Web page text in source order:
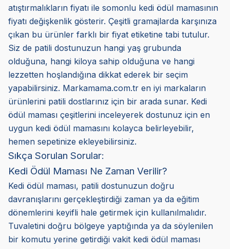
atıştırmalıkların fiyatı ile somonlu kedi ödül mamasının
fiyatı değişkenlik gösterir. Çeşitli gramajlarda karşınıza
çıkan bu ürünler farklı bir fiyat etiketine tabi tutulur.
Siz de patili dostunuzun hangi yaş grubunda
olduğuna, hangi kiloya sahip olduğuna ve hangi
lezzetten hoşlandığına dikkat ederek bir seçim
yapabilirsiniz. Markamama.com.tr en iyi markaların
ürünlerini patili dostlarınız için bir arada sunar. Kedi
ödül maması çeşitlerini inceleyerek dostunuz için en
uygun kedi ödül mamasını kolayca belirleyebilir,
hemen sepetinize ekleyebilirsiniz.
Sıkça Sorulan Sorular:
Kedi Ödül Maması Ne Zaman Verilir?
Kedi ödül maması, patili dostunuzun doğru
davranışlarını gerçekleştirdiği zaman ya da eğitim
dönemlerini keyifli hale getirmek için kullanılmalıdır.
Tuvaletini doğru bölgeye yaptığında ya da söylenilen
bir komutu yerine getirdiği vakit kedi ödül maması